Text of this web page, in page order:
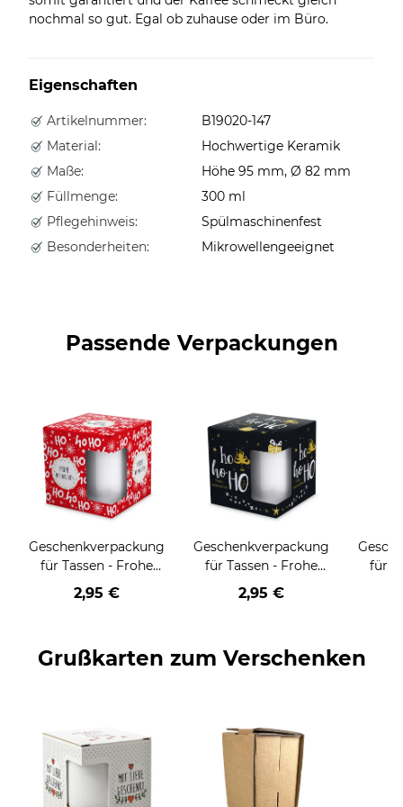
nochmal so gut. Egal ob zuhause oder im Büro.
Eigenschaften
Artikelnummer:
B19020-147
Material:
Hochwertige Keramik
Maße:
Höhe 95 mm, Ø 82 mm
Füllmenge:
300 ml
Pflegehinweis:
Spülmaschinenfest
Besonderheiten:
Mikrowellengeeignet
Passende Verpackungen
Geschenkverpackung
für Tassen - Frohe
Weihnachten - HO
HO HO - rot
2,95 €
Geschenkverpackung
für Tassen - Frohe
Weihnachten - HO
HO HO - schwarz
2,95 €
für
Grußkarten zum Verschenken